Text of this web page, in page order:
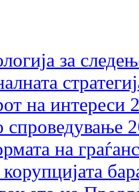
за
на интереси
спроведување
на